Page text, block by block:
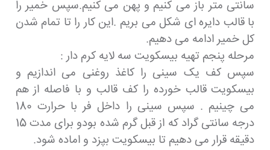
سانتی متر باز می کنیم و پهن می کنیم.سپس خمیر را
با قالب دایره ای شکل می بریم .این کار را تا تمام شدن
کل خمیر ادامه می دهیم.
مرحله پنجم تهیه بیسکویت سه لایه کرم دار :
سپس کف یک سینی را کاغذ روغنی می اندازیم و
بیسکویت قالب خورده را کف قالب و با فاصله از هم
می چینیم . سپس سینی را داخل فر با حرارت 180
درجه سانتی گراد که از قبل گرم شده بودو برای مدت 15
دقیقه قرار می دهیم تا بیسکویت بپزد و اماده شود.